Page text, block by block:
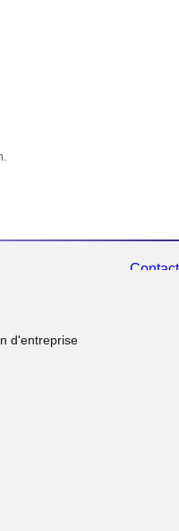
Contact
d'entreprise